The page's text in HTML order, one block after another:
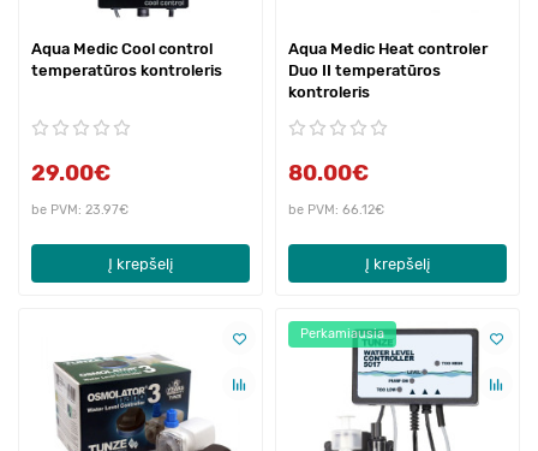
Aqua Medic Cool control
temperatūros kontroleris
29.00€
be PVM: 23.97€
Į krepšelį
Aqua Medic Heat controler
Duo II temperatūros
kontroleris
80.00€
be PVM: 66.12€
Į krepšelį
Perkamiausia